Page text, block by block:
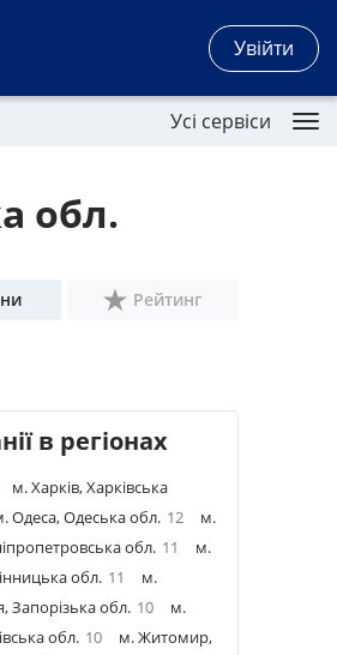
Увійти
Усі сервіси
обл.
Рейтинг
в регіонах
м. Харків, Харківська
Одеса, Одеська обл. 12
м.
обл. 11
м.
обл. 11
м.
Запорізька обл. 10
м.
обл. 10
м. Житомир,